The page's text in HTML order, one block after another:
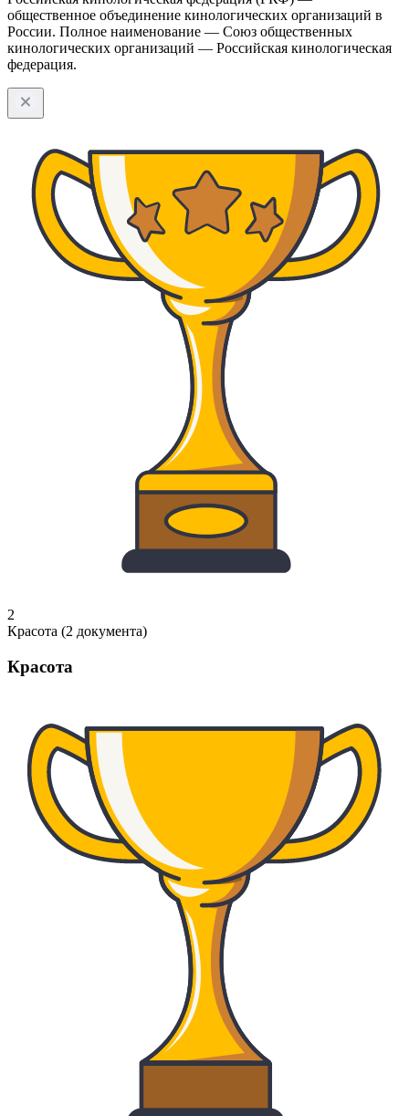
общественное объединение кинологических организаций в
России. Полное наименование — Союз общественных
кинологических организаций — Российская кинологическая
федерация.
2
Красота (2 документа)
Красота